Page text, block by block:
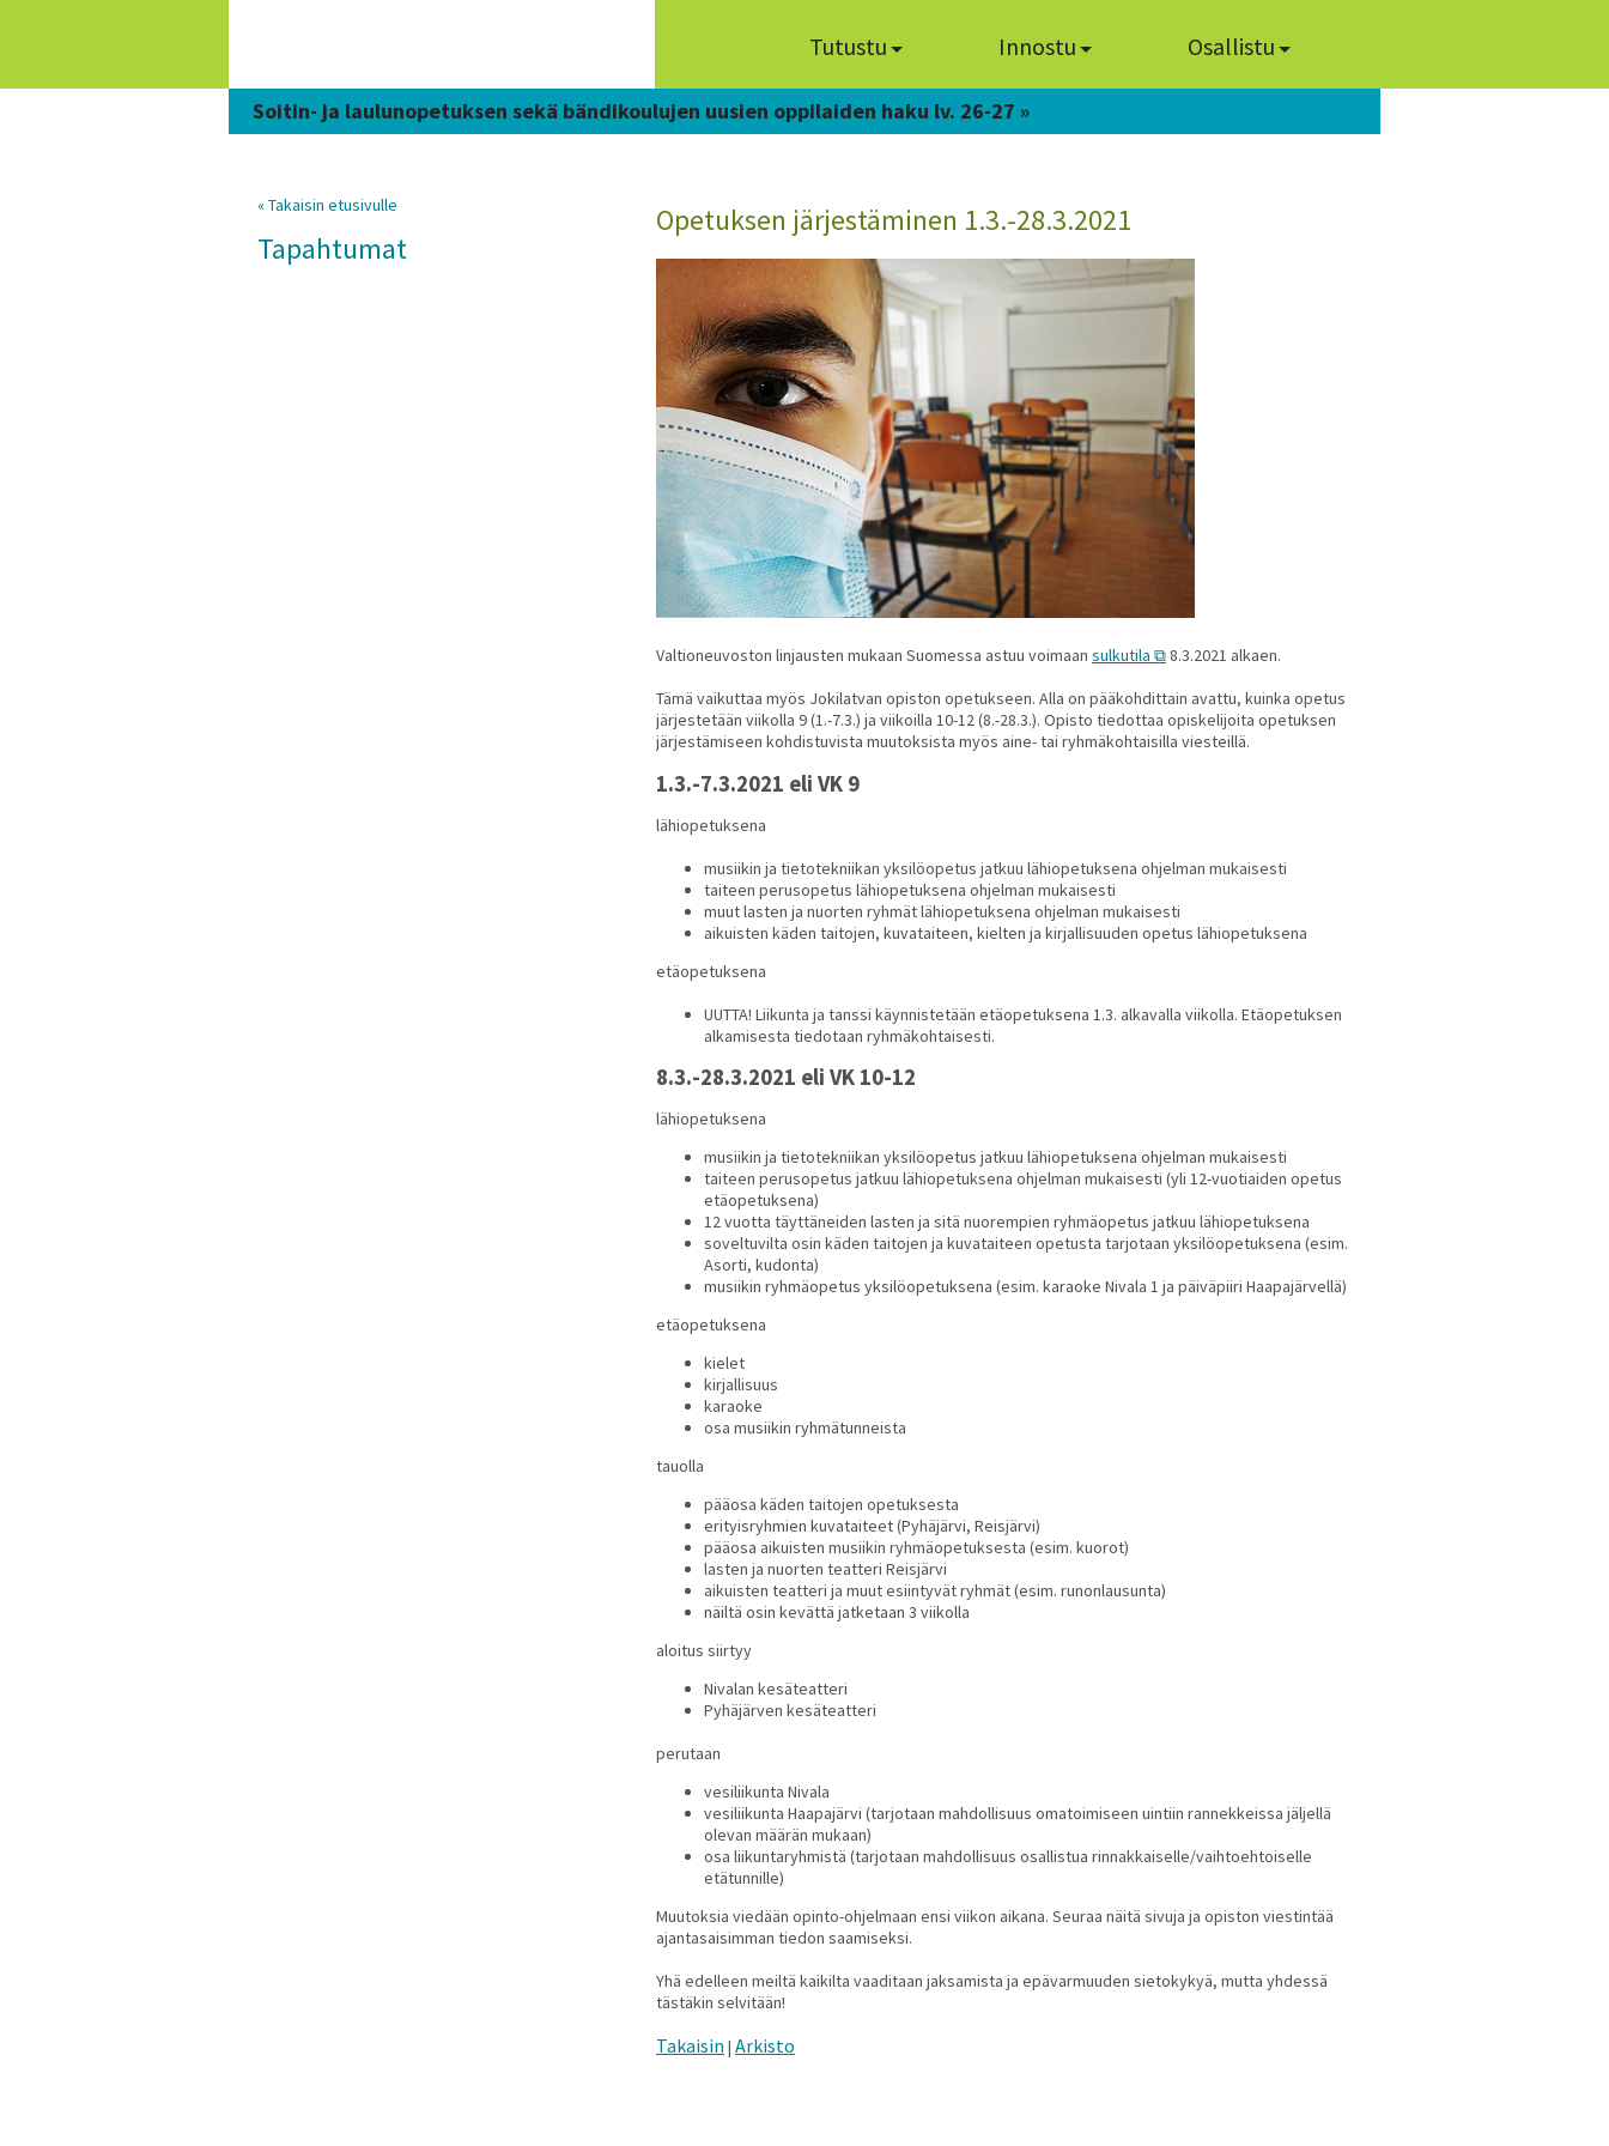
Tutustu Innostu Osallistu
Soitin- ja laulunopetuksen sekä bändikoulujen uusien oppilaiden haku lv. 26-27 »
Opetuksen järjestäminen 1.3.-28.3.2021
Valtioneuvoston linjausten mukaan Suomessa astuu voimaan sulkutila
8.3.2021 alkaen.
Tämä vaikuttaa myös Jokilatvan opiston opetukseen. Alla on pääkohdittain avattu, kuinka opetus
järjestetään viikolla 9 (1.-7.3.) ja viikoilla 10-12 (8.-28.3.). Opisto tiedottaa opiskelijoita opetuksen
järjestämiseen kohdistuvista muutoksista myös aine- tai ryhmäkohtaisilla viesteillä.
1.3.-7.3.2021 eli VK 9
lähiopetuksena
musiikin ja tietotekniikan yksilöopetus jatkuu lähiopetuksena ohjelman mukaisesti
taiteen perusopetus lähiopetuksena ohjelman mukaisesti
muut lasten ja nuorten ryhmätlähiopetuksena ohjelman mukaisesti
aikuisten käden taitojen, kuvataiteen, kielten ja kirjallisuuden opetus lähiopetuksena
etäopetuksena
UUTTA! Liikunta ja tanssi käynnistetään etäopetuksena 1.3. alkavalla viikolla. Etäopetuksen
alkamisesta tiedotaan ryhmäkohtaisesti.
8.3.-28.3.2021 eli VK 10-12
lähiopetuksena
musiikin ja tietotekniikan yksilöopetus jatkuu lähiopetuksena ohjelman mukaisesti
taiteen perusopetus jatkuu lähiopetuksena ohjelman mukaisesti (yli 12-vuotiaiden opetus
etäopetuksena)
12 vuotta täyttäneiden lasten ja sitä nuorempien ryhmäopetus jatkuu lähiopetuksena
soveltuvilta osin käden taitojen ja kuvataiteen opetusta tarjotaan yksilöopetuksena (esim.
Asorti, kudonta)
musiikin ryhmäopetus yksilöopetuksena (esim. karaoke Nivala 1 ja päiväpiiri Haapajärvellä)
etäopetuksena
kielet
kirjallisuus
karaoke
osa musiikin ryhmätunneista
tauolla
pääosa käden taitojen opetuksesta
erityisryhmien kuvataiteet (Pyhäjärvi, Reisjärvi)
pääosa aikuisten musiikin ryhmäopetuksesta (esim. kuorot)
lasten ja nuorten teatteri Reisjärvi
aikuisten teatteri ja muut esiintyvät ryhmät (esim. runonlausunta)
näiltä osin kevättä jatketaan 3 viikolla
aloitus siirtyy
Nivalan kesäteatteri
Pyhäjärven kesäteatteri
perutaan
vesiliikunta Nivala
vesiliikunta Haapajärvi (tarjotaan mahdollisuus omatoimiseen uintiin rannekkeissa jäljellä
olevan määrän mukaan)
osa liikuntaryhmistä (tarjotaan mahdollisuus osallistua rinnakkaiselle/vaihtoehtoiselle
etätunnille)
Muutoksia viedään opinto-ohjelmaan ensi viikon aikana. Seuraa näitä sivuja ja opiston viestintää
ajantasaisimman tiedon saamiseksi.
Yhä edelleen meiltä kaikilta vaaditaan jaksamista ja epävarmuuden sietokykyä, mutta yhdessä
tästäkin selvitään!
Takaisin | Arkisto
« Takaisin etusivulle
Tapahtumat